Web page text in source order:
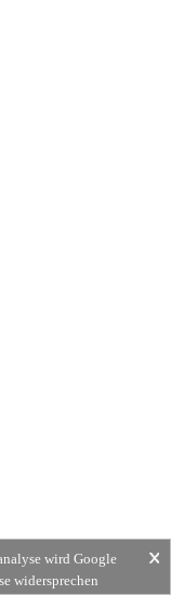
wird Google
widersprechen